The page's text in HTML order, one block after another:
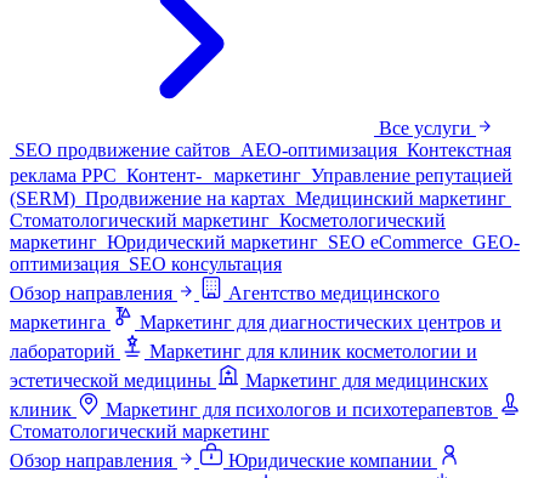
Все услуги
SEO продвижение сайтов AEO-оптимизация Контекстная
реклама PPC Контент- маркетинг Управление репутацией
(SERM) Продвижение на картах Медицинский маркетинг
Стоматологический маркетинг Косметологический
маркетинг Юридический маркетинг SEO eCommerce GEO-
оптимизация SEO консультация
Обзор направления
Агентство медицинского
маркетинга
Маркетинг для диагностических центров и
лабораторий
Маркетинг для клиник косметологии и
эстетической медицины
Маркетинг для медицинских
клиник
Маркетинг для психологов и психотерапевтов
Стоматологический маркетинг
Обзор направления
Юридические компании